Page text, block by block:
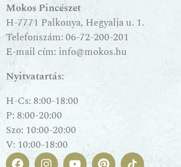
Mokos Pincészet
H-7771 Palkonya, Hegyalja u. 1.
Telefonszám:06-72-200-201
E-mail cím: info@mokos.hu
Nyitvatartás:
H-Cs: 8:00-18:00
P: 8:00-20:00
Szo: 10:00-20:00
V: 10:00-18:00